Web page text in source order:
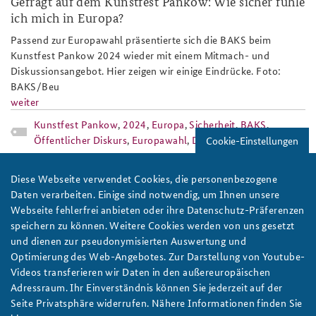
Anfahrt
Freundeskreis
Deutsches Forum Sicherheitspolitik
Arbeitskreis "Junge Sicherheitspolitiker"
Das Sicherheitspolitische Gespräch an der BAKS
Studierendenkonferenz Sicherheitspolitik gestalten
Newsletter-Archiv
ich mich in Europa?
Passend zur Europawahl präsentierte sich die BAKS beim
Kunstfest Pankow 2024 wieder mit einem Mitmach- und
Diskussionsangebot. Hier zeigen wir einige Eindrücke. Foto:
BAKS/Beu
weiter
Kunstfest Pankow, 2024, Europa, Sicherheit,BAKS,
Öffentlicher Diskurs, Europawahl, Diskussionsangebot
BAKS/Stollberg
BAKS-Veranstaltungskalender 2024
Cookie-Einstellungen
Diese Webseite verwendet Cookies, die personenbezogene
Daten verarbeiten. Einige sind notwendig, um Ihnen unsere
Webseite fehlerfrei anbieten oder ihre Datenschutz-Präferenzen
speichern zu können. Weitere Cookies werden von uns gesetzt
und dienen zur pseudonymisierten Auswertung und
Optimierung des Web-Angebotes. Zur Darstellung von Youtube-
Videos transferieren wir Daten in den außereuropäischen
Adressraum. Ihr Einverständnis können Sie jederzeit auf der
Seite Privatsphäre widerrufen. Nähere Informationen finden Sie